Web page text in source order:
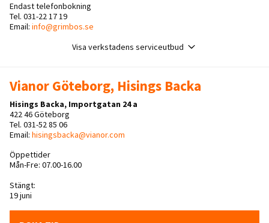
Endast telefonbokning
Tel. 031-22 17 19
Email: info@grimbos.se
Visa verkstadens serviceutbud
Vianor Göteborg, Hisings Backa
Hisings Backa, Importgatan 24 a
422 46 Göteborg
Tel. 031-52 85 06
Email: hisingsbacka@vianor.com
Öppettider
Mån-Fre: 07.00-16.00
Stängt:
19 juni